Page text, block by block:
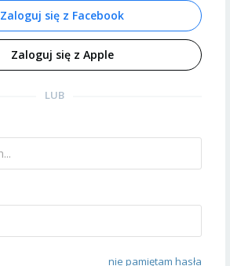
Zaloguj się z Facebook
Zaloguj się z Apple
LUB
nie pamiętam hasła